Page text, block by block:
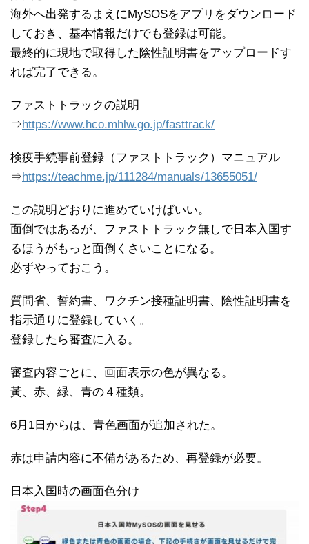
海外へ出発するまえにMySOSをアプリをダウンロード
しておき、基本情報だけでも登録は可能。
最終的に現地で取得した陰性証明書をアップロードす
れば完了できる。
ファストトラックの説明
⇒https://www.hco.mhlw.go.jp/fasttrack/
検疫手続事前登録（ファストトラック）マニュアル
⇒https://teachme.jp/111284/manuals/13655051/
この説明どおりに進めていけばいい。
面倒ではあるが、ファストトラック無しで日本入国す
るほうがもっと面倒くさいことになる。
必ずやっておこう。
質問省、誓約書、ワクチン接種証明書、陰性証明書を
指示通りに登録していく。
登録したら審査に入る。
審査内容ごとに、画面表示の色が異なる。
黃、赤、緑、青の４種類。
6月1日からは、青色画面が追加された。
赤は申請内容に不備があるため、再登録が必要。
日本入国時の画面色分け